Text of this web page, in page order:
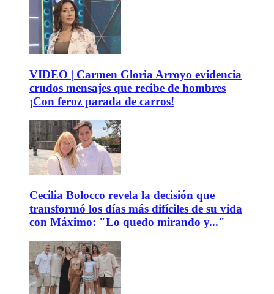
VIDEO | Carmen Gloria Arroyo evidencia
crudos mensajes que recibe de hombres
¡Con feroz parada de carros!
Cecilia Bolocco revela la decisión que
transformó los días más difíciles de su vida
con Máximo: "Lo quedo mirando y..."